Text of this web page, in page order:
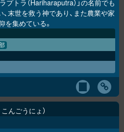
プトラ（Hariharaputra）」の名前でも
末世を救う神であり、また農業や家
集めている。
んごうにょ